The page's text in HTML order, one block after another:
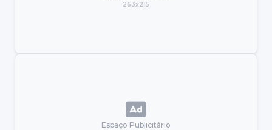
263x215
Espaço Publicitário